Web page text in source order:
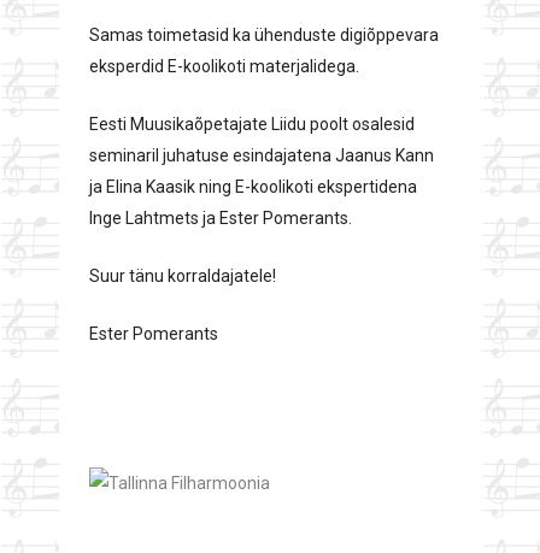
Samas toimetasid ka ühenduste digiõppevara
eksperdid E-koolikoti materjalidega.
Eesti Muusikaõpetajate Liidu poolt osalesid
seminaril juhatuse esindajatena Jaanus Kann
ja Elina Kaasik ning E-koolikoti ekspertidena
Inge Lahtmets ja Ester Pomerants.
Suur tänu korraldajatele!
Ester Pomerants